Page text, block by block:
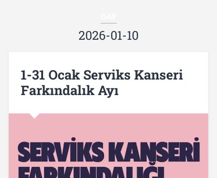
2026-01-10
1-31 Ocak Serviks Kanseri
Farkındalık Ayı